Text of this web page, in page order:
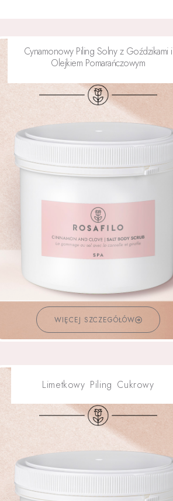
Cynamonowy Piling Solny z Goździkami i
Olejkiem Pomarańczowym
WIĘCEJ SZCZEGÓŁÓW
Limetkowy Piling Cukrowy